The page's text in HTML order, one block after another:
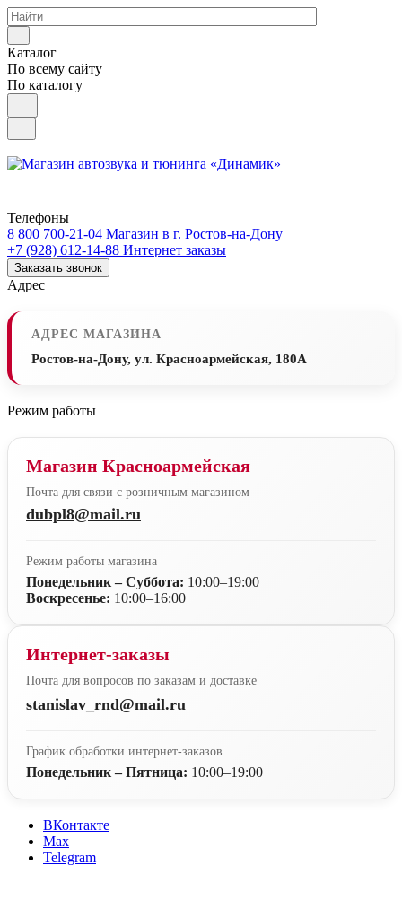
Каталог
По всему сайту
По каталогу
Телефоны
8 800 700-21-04 Магазин в г. Ростов-на-Дону
+7 (928) 612-14-88 Интернет заказы
Заказать звонок
Адрес
АДРЕС МАГАЗИНА
Ростов-на-Дону, ул. Красноармейская, 180А
Режим работы
Магазин Красноармейская
Почта для связи с розничным магазином
dubpl8@mail.ru
Режим работы магазина
Понедельник – Суббота: 10:00–19:00
Воскресенье: 10:00–16:00
Интернет-заказы
Почта для вопросов по заказам и доставке
stanislav_rnd@mail.ru
График обработки интернет-заказов
Понедельник – Пятница: 10:00–19:00
ВКонтакте
Max
Telegram